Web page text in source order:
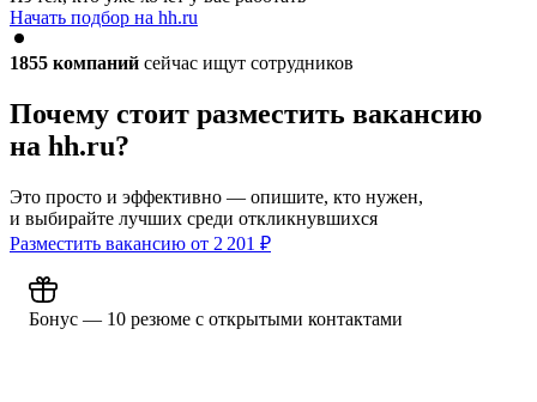
Начать подбор на hh.ru
1855 компаний сейчас ищут сотрудников
Почему стоит разместить вакансию
на hh.ru?
Это просто и эффективно — опишите, кто нужен,
и выбирайте лучших среди откликнувшихся
Разместить вакансию от 2 201 ₽
Бонус — 10 резюме с открытыми контактами